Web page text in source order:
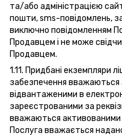
та/або адміністрацією
пошти, sms-повідомлень,
виключно повідомленням
Продавцем і не може
Продавцем.
1.11. Придбані екземпляри
забезпечення
відвантаженими в
зареєстрованими за
вважаються активованими
Послуга вважається